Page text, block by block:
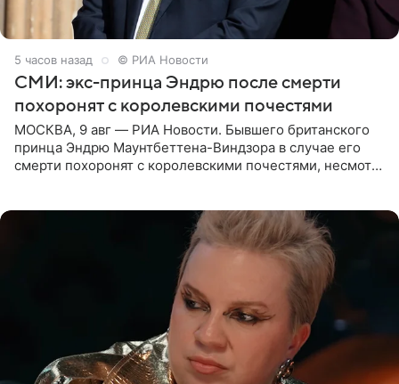
5 часов назад © РИА Новости
СМИ: экс-принца Эндрю после смерти
похоронят с королевскими почестями
МОСКВА, 9 авг — РИА Новости. Бывшего британского
принца Эндрю Маунтбеттена-Виндзора в случае его
смерти похоронят с королевскими почестями, несмотря